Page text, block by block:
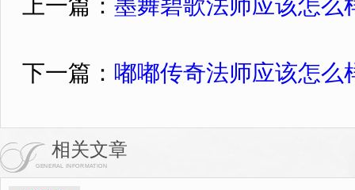
上一篇： 墨舞碧歌法师应该怎么
下一篇： 嘟嘟传奇法师应该怎么
相关文章
GENERAL INFORMATION